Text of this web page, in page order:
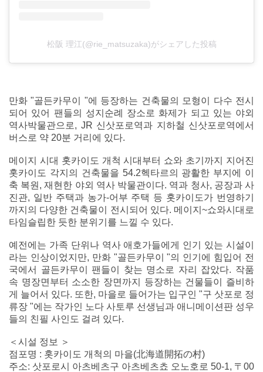
松阪 理江(@rie_matsuzaka)がシェアした投稿
만화 "골든카무이 "에 등장하는 건축물의 모형이 다수 전시
되어 있어 팬들의 성지순례 장소로 화제가 되고 있는 야외
역사박물관으로, JR 신삿포로역과 지하철 신삿포로역에서
버스로 약 20분 거리에 있다.
메이지 시대 홋카이도 개척 시대부터 쇼와 초기까지 지어진
홋카이도 각지의 건축물을 54.2헥타르의 광활한 부지에 이
축 복원, 재현한 야외 역사 박물관이다. 역과 청사, 공장과 사
진관, 일반 주택과 농가-어부 주택 등 홋카이도가 번영하기
까지의 다양한 건축물이 전시되어 있다. 메이지~쇼와시대로
타임슬립한 듯한 분위기를 느낄 수 있다.
예전에는 가족 단위나 역사 애호가들에게 인기 있는 시설이
라는 인상이었지만, 만화 "골든카무이 "의 인기에 힘입어 전
국에서 골든카무이 팬들이 찾는 명소로 자리 잡았다. 작품
속 명장면부터 소소한 장면까지 등장하는 건물들이 즐비하
게 늘어서 있다. 또한, 마을로 들어가는 입구인 "구 삿포로 정
류장 "에는 작가인 노다 사토루 선생님과 애니메이션판 성우
들의 친필 사인도 걸려 있다.
＜시설 정보 ＞
점포명 : 홋카이도 개척의 마을(北海道開拓の村)
주소: 삿포로시 아츠베츠구 아츠베츠쵸 오노호로 50-1, 〒00